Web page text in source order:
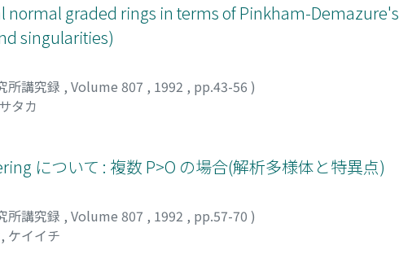
normal graded rings in terms of Pinkham-Demazure's
singularities)
所講究録 , Volume 807 , 1992 , pp.43-56 )
タカ
について : 複数 P>O の場合(解析多様体と特異点)
所講究録 , Volume 807 , 1992 , pp.57-70 )
ケイイチ